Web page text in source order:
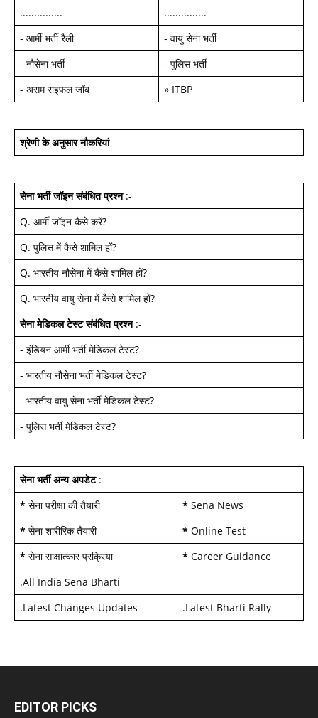
...............
...............
- आर्मी भर्ती रैली - वायु सेना भर्ती
- नौसेना भर्ती - पुलिस भर्ती
- असम राइफल जॉब » ITBP
श्रेणी के अनुसार नौकरियां
सेना भर्ती जॉइन संबंधित प्रश्न:-
Q. आर्मी जॉइन कैसे करें?
Q. पुलिस में कैसे शामिल हों?
Q. भारतीय नौसेना में कैसे शामिल हों?
Q. भारतीय वायु सेना में कैसे शामिल हों?
सेना मेडिकल टेस्ट संबंधित प्रश्न:-
- इंडियन आर्मी भर्ती मेडिकल टेस्ट?
- भारतीय नौसेना भर्ती मेडिकल टेस्ट?
- भारतीय वायु सेना भर्ती मेडिकल टेस्ट?
- पुलिस भर्ती मेडिकल टेस्ट?
सेना भर्ती अन्य अपडेट:-
* सेना परीक्षा की तैयारी * Sena News
* सेना शारीरिक तैयारी * Online Test
* सेना साक्षात्कार प्रक्रिया * Career Guidance
.All India Sena Bharti
.Latest Changes Updates .Latest Bharti Rally
EDITOR PICKS